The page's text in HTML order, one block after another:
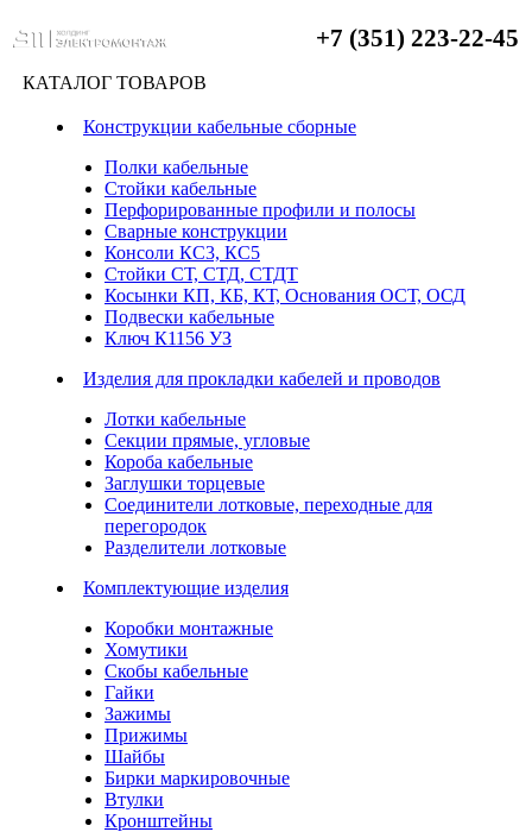
+7 (351) 223-22-45
КАТАЛОГ ТОВАРОВ
Конструкции кабельные сборные
Полки кабельные
Стойки кабельные
Перфорированные профили и полосы
Сварные конструкции
Консоли КС3, КС5
Стойки СТ, СТД, СТДТ
Косынки КП, КБ, КТ, Основания ОСТ, ОСД
Подвески кабельные
Ключ К1156 УЗ
Изделия для прокладки кабелей и проводов
Лотки кабельные
Секции прямые, угловые
Короба кабельные
Заглушки торцевые
Соединители лотковые, переходные для
перегородок
Разделители лотковые
Комплектующие изделия
Коробки монтажные
Хомутики
Скобы кабельные
Гайки
Зажимы
Прижимы
Шайбы
Бирки маркировочные
Втулки
Кронштейны